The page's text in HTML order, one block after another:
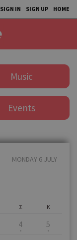
SIGN IN SIGN UP HOME
Music
Events
MONDAY 6 JULY
Σ
4
Κ
5